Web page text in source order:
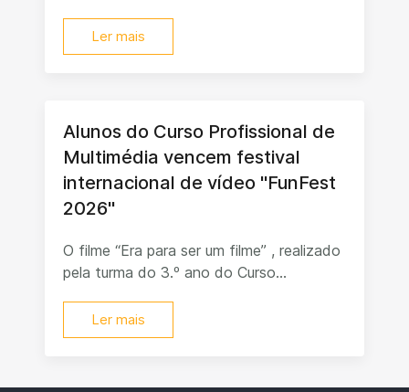
Ler mais
Alunos do Curso Profissional de
Multimédia vencem festival
internacional de vídeo "FunFest
2026"
O filme “Era para ser um filme” , realizado
pela turma do 3.º ano do Curso...
Ler mais